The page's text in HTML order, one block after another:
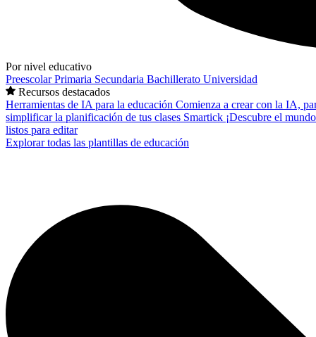
Por nivel educativo
PreescolarPrimaria Secundaria Bachillerato Universidad
Recursos destacados
Herramientas de IA para la educación Comienza a crear con la IA,
simplificar la planificación de tus clases Smartick ¡Descubre el
listos para editar
Explorar todas las plantillas de educación